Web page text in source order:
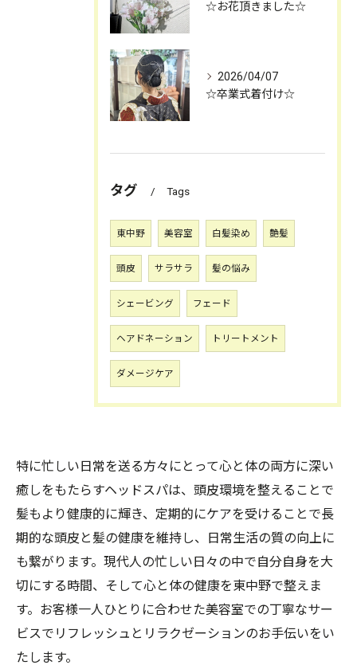
☆お花頂きました☆
2026/04/07
☆卒業式着付け☆
タグ Tags
東中野 美容室 白髪染め 艶髪
頭皮 サラサラ 髪の悩み
シェービング フェード
ヘアドネーション トリートメント
ダメージケア
特に忙しい日常を送る方々にとって心と体の両方に深い
癒しをもたらすヘッドスパは、頭皮環境を整えることで
髪もより健康的に輝き、定期的にケアを受けることで長
期的な頭皮と髪の健康を維持し、日常生活の質の向上に
も繋がります。現代人の忙しい日々の中で自分自身を大
切にする時間、そして心と体の健康を東中野で整えま
す。お客様一人ひとりに合わせた美容室での丁寧なサー
ビスでリフレッシュとリラクゼーションのお手伝いをい
たします。
お問合せ・ご予約はお電話にて